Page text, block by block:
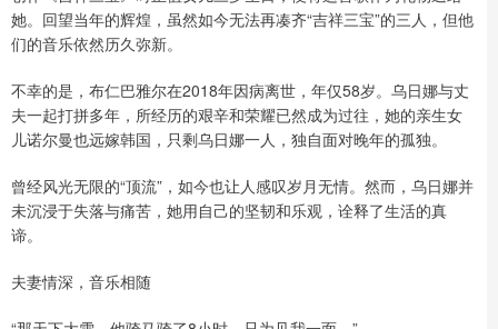
她。回望当年的辉煌，虽然如今无法再凑齐“吉祥三宝”的三人，但他
们的音乐依然历久弥新。
不幸的是，布仁巴雅尔在2018年因病离世，年仅58岁。乌日娜与丈
夫一起打拼多年，所经历的艰辛和荣耀已然成为过往，她的亲生女
儿诺尔曼也远嫁韩国，只剩乌日娜一人，独自面对晚年的孤独。
曾经风光无限的“顶流”，如今也让人感叹岁月无情。然而，乌日娜并
未沉浸于失落与痛苦，她用自己的坚韧和乐观，诠释了生活的真
谛。
夫妻情深，音乐相随